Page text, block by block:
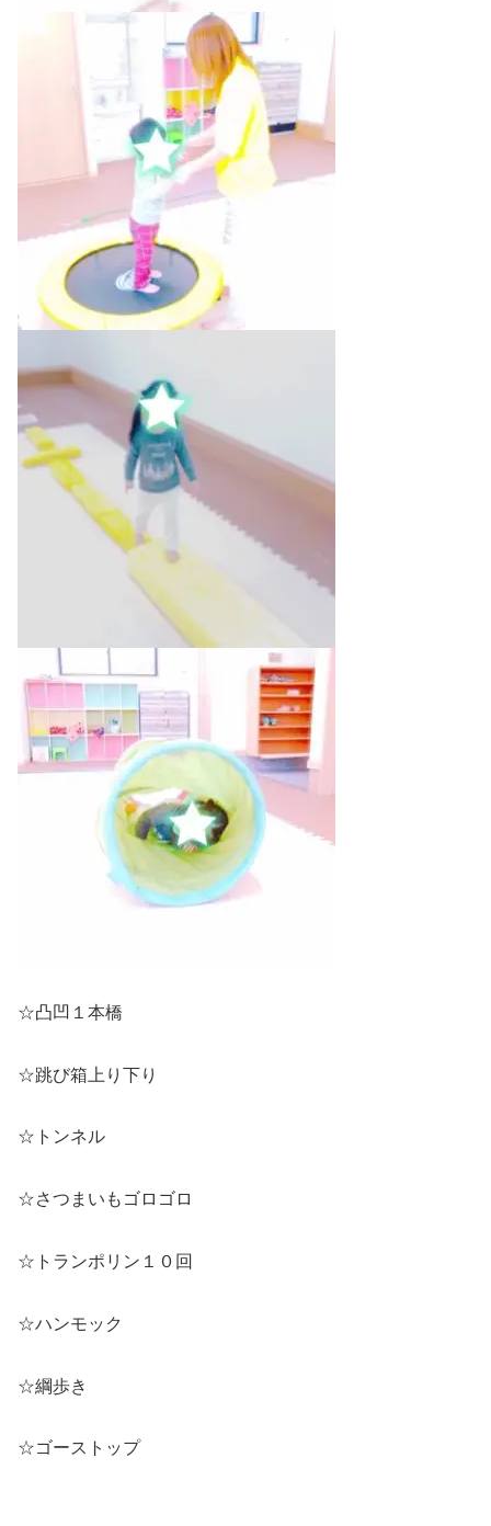
☆凸凹１本橋
☆跳び箱上り下り
☆トンネル
☆さつまいもゴロゴロ
☆トランポリン１０回
☆ハンモック
☆綱歩き
☆ゴーストップ